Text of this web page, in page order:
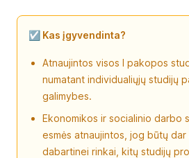
☑️ Kas įgyvendinta?
Atnaujintos visos I pakopos
numatant individualiųjų studijų
galimybes.
Ekonomikos ir socialinio darbo
esmės atnaujintos, jog būtų dar
dabartinei rinkai, kitų studijų